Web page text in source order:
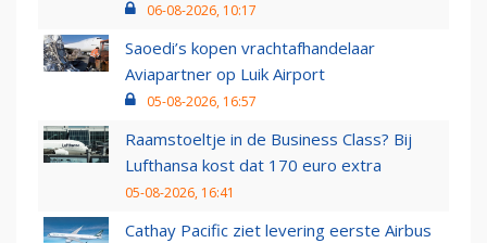
06-08-2026, 10:17
Saoedi’s kopen vrachtafhandelaar
Aviapartner op Luik Airport
05-08-2026, 16:57
Raamstoeltje in de Business Class? Bij
Lufthansa kost dat 170 euro extra
05-08-2026, 16:41
Cathay Pacific ziet levering eerste Airbus